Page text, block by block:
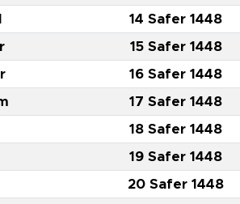
14 Safer 1448
15 Safer 1448
16 Safer 1448
17 Safer 1448
18 Safer 1448
19 Safer 1448
20 Safer 1448